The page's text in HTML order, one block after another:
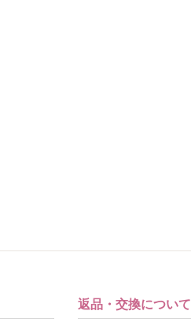
返品・交換について